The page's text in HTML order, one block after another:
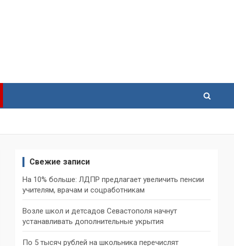
Свежие записи
На 10% больше: ЛДПР предлагает увеличить пенсии
учителям, врачам и соцработникам
Возле школ и детсадов Севастополя начнут
устанавливать дополнительные укрытия
По 5 тысяч рублей на школьника перечислят